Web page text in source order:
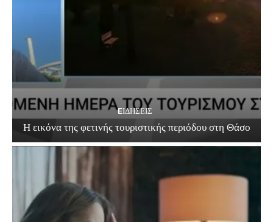
EΙΔΗΣΕΙΣ
Η εικόνα της φετινής τουριστικής περιόδου στη Θάσο